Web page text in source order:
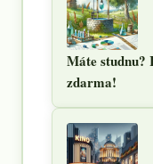
Máte studnu?
zdarma!